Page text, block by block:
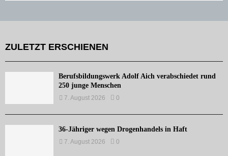
ZULETZT ERSCHIENEN
Berufsbildungswerk Adolf Aich verabschiedet rund
250 junge Menschen
7. August 2026 0
36-Jähriger wegen Drogenhandels in Haft
7. August 2026 0